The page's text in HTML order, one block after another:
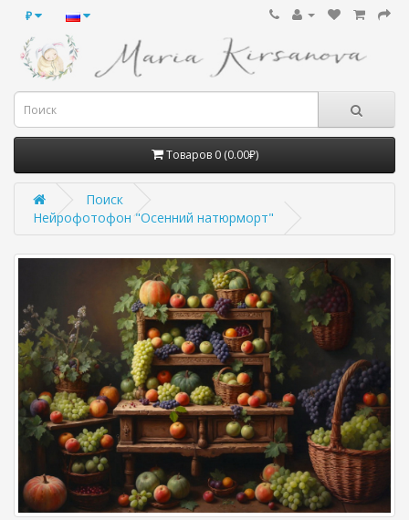
₽
Товаров 0 (0.00₽)
Поиск
Нейрофотофон "Осенний натюрморт"